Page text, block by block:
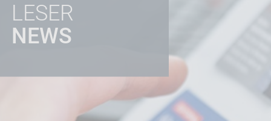
LESER
NEWS